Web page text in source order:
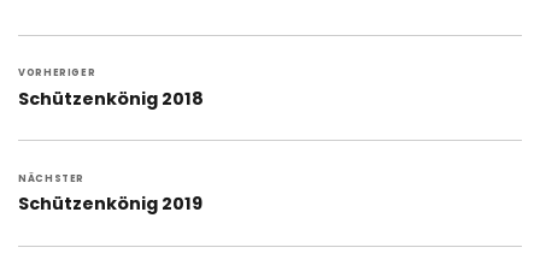
VORHERIGER
Vorheriger
Schützenkönig 2018
NÄCHSTER
Nächster
Schützenkönig 2019